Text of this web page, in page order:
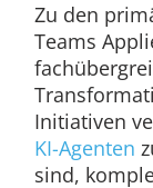
Zu den
Teams
Initiativen
KI-Agenten
sind,